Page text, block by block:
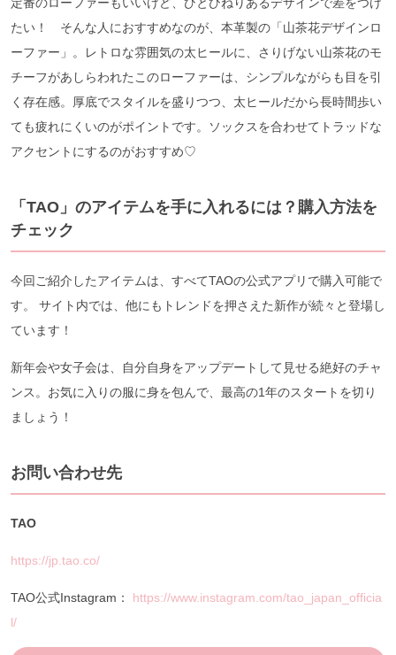
たい！ そんな人におすすめなのが、本革製の「山茶花デザインロ
ーファー」。レトロな雰囲気の太ヒールに、さりげない山茶花のモ
チーフがあしらわれたこのローファーは、シンプルながらも目を引
く存在感。厚底でスタイルを盛りつつ、太ヒールだから長時間歩い
ても疲れにくいのがポイントです。ソックスを合わせてトラッドな
アクセントにするのがおすすめ♡
「TAO 」のアイテムを手に入れるには？ 購入方法を
チェック
今回ご紹介したアイテムは、すべてTAOの公式アプリで購入可能で
す。 サイト内では、他にもトレンドを押さえた新作が続々と登場し
ています！
新年会や女子会は、自分自身をアップデートして見せる絶好のチャ
ンス。お気に入りの服に身を包んで、最高の1年のスタートを切り
ましょう！
お問い合わせ先
TAO
https://jp.tao.co/
TAO公式Instagram： https://www.instagram.com/tao_japan_officia
l/